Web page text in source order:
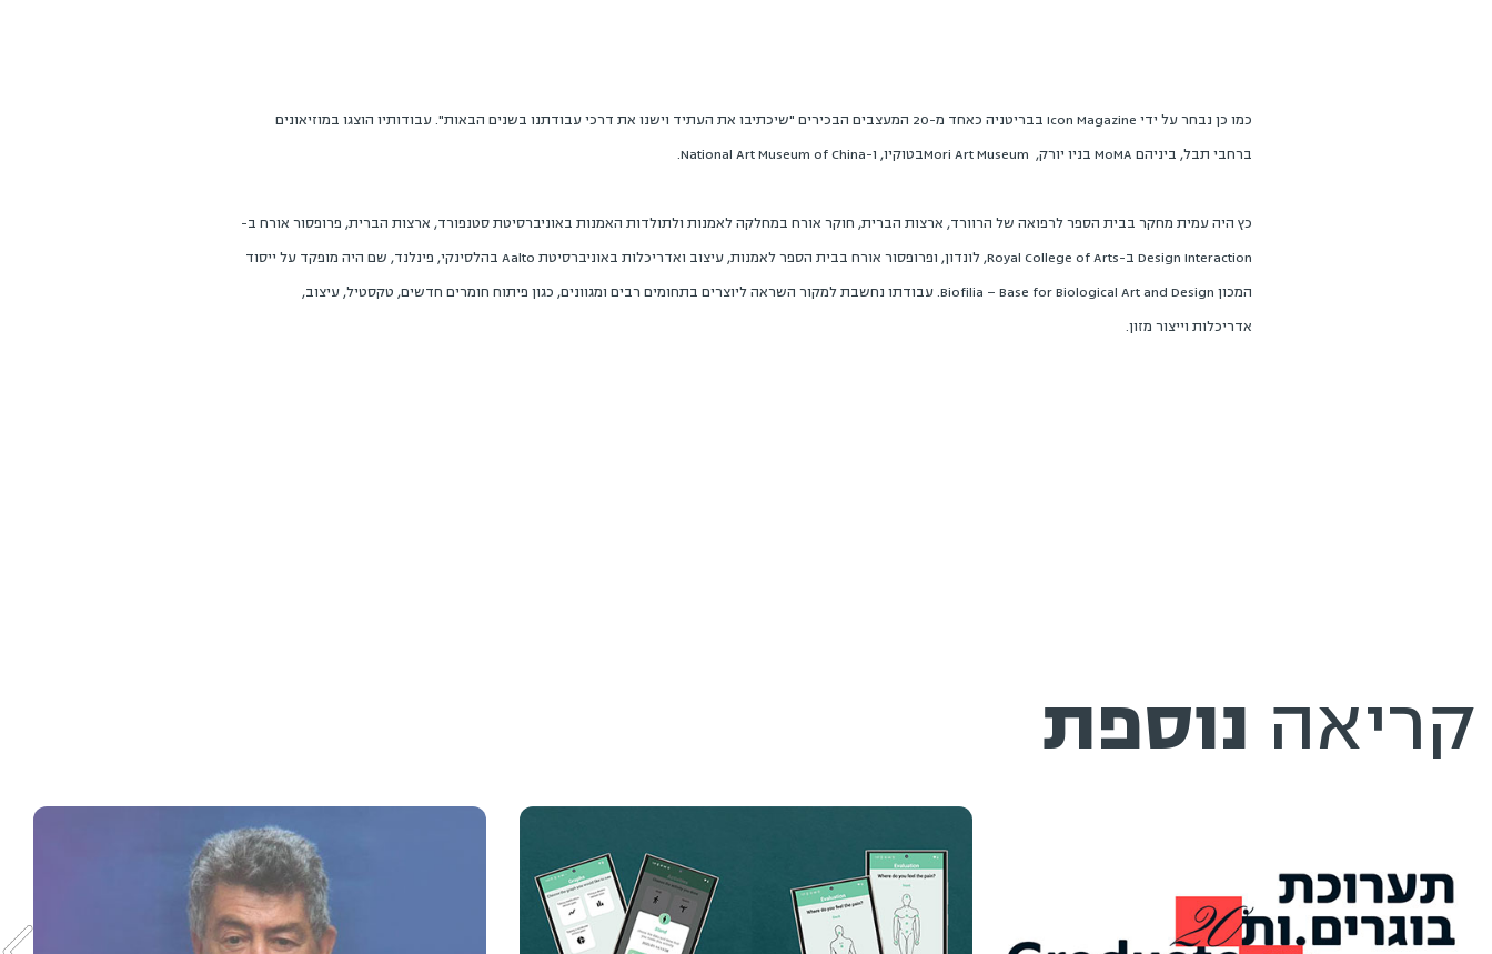
כמו כן נבחר על ידי Icon Magazine בבריטניה כאחד מ-20 המעצבים הבכירים "שיכתיבו את העתיד וישנו את דרכי עבודתנו בשנים הבאות". עבודותיו הוצגו במוזיאונים
ברחבי תבל, ביניהם MoMA בניו יורק, Mori Art Museumבטוקיו, ו-National Art Museum of China.
כץ היה עמית מחקר בבית הספר לרפואה של הרוורד, ארצות הברית, חוקר אורח במחלקה לאמנות ולתולדות האמנות באוניברסיטת סטנפורד, ארצות הברית, פרופסור אורח ב-
Design Interaction ב-Royal College of Arts, לונדון, ופרופסור אורח בבית הספר לאמנות, עיצוב ואדריכלות באוניברסיטת Aalto בהלסינקי, פינלנד, שם היה מופקד על ייסוד
המכון Biofilia – Base for Biological Art and Design. עבודתו נחשבת למקור השראה ליוצרים בתחומים רבים ומגוונים, כגון פיתוח חומרים חדשים, טקסטיל, עיצוב,
אדריכלות וייצור מזון.
קריאה נוספת